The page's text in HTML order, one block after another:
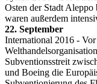
Osten der Stadt
waren außerdem
22. September
International 2016 -
Subventionsstreit
und Boeing die